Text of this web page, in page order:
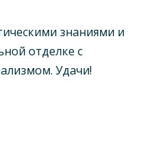
знаниями и
отделке с
Удачи!